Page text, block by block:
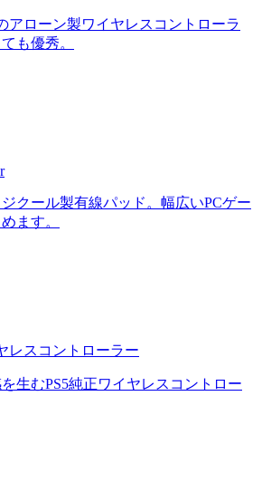
アローン製ワイヤレスコントローラ
も優秀。
クール製有線パッド。幅広いPCゲー
ます。
レスコントローラー
生むPS5純正ワイヤレスコントロー